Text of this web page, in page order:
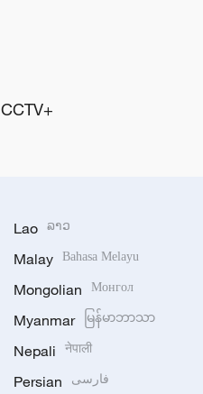
CCTV+
Lao ລາວ
Malay Bahasa Melayu
Mongolian Монгол
Myanmar မြန်မာဘာသာ
Nepali नेपाली
Persian فارسی